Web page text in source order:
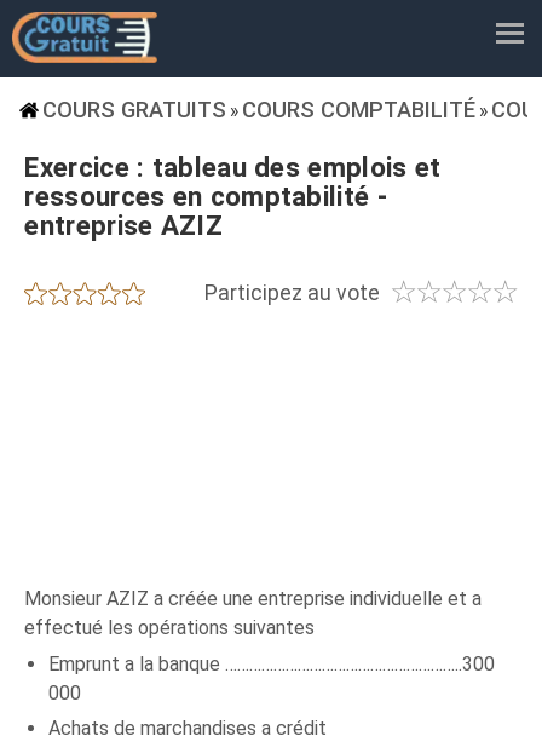
COURS GRATUITS » COURS COMPTABILITÉ »
Exercice : tableau des emplois et
ressources en comptabilité -
entreprise AZIZ
Participez au vote ☆☆☆☆☆
★★★★★
Monsieur AZIZ a créée une entreprise individuelle et a
effectué les opérations suivantes
Emprunt a la banque …………………………………………………..300
000
Achats de marchandises a crédit